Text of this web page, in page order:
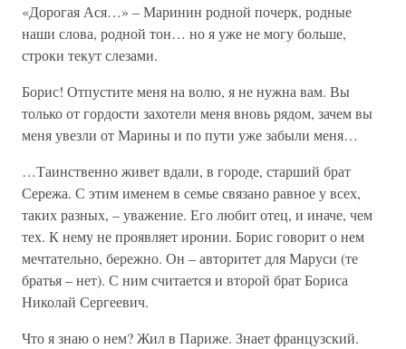
«Дорогая Ася…» – Маринин родной почерк, родные
наши слова, родной тон… но я уже не могу больше,
строки текут слезами.
Борис! Отпустите меня на волю, я не нужна вам. Вы
только от гордости захотели меня вновь рядом, зачем вы
меня увезли от Марины и по пути уже забыли меня…
…Таинственно живет вдали, в городе, старший брат
Сережа. С этим именем в семье связано равное у всех,
таких разных, – уважение. Его любит отец, и иначе, чем
тех. К нему не проявляет иронии. Борис говорит о нем
мечтательно, бережно. Он – авторитет для Маруси (те
братья – нет). С ним считается и второй брат Бориса
Николай Сергеевич.
Что я знаю о нем? Жил в Париже. Знает французский.